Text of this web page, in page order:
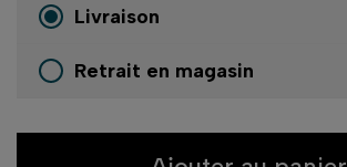
Livraison
Retrait en magasin